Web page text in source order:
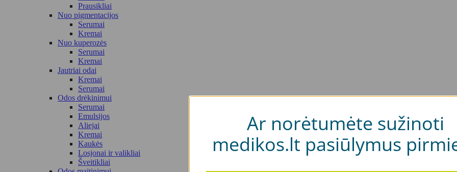
Prausikliai
Nuo pigmentacijos
Serumai
Kremai
Nuo kuperozės
Serumai
Kremai
Jautriai odai
Kremai
Serumai
Odos drėkinimui
Serumai
Emulsijos
Aliejai
Kremai
Kaukės
Losjonai ir valikliai
Šveitikliai
Ar norėtumėte sužinoti
medikos.lt pasiūlymus